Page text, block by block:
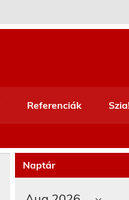
Referenciák
Naptár